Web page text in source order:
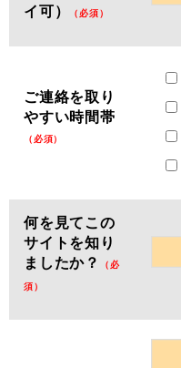
イ可）
（必須）
ご連絡を取り
やすい時間帯
（必須）
何を見てこの
サイトを知り
ましたか？
（必
須）